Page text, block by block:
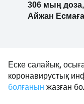
306 мың
Айжан
Еске салайық,
коронавирустық
болғанын жазған